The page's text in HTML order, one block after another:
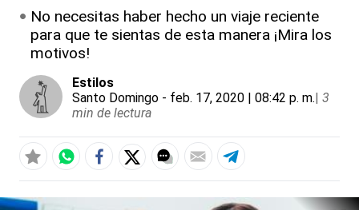
No necesitas haber hecho un viaje reciente
para que te sientas de esta manera ¡Mira los
motivos!
Estilos
Santo Domingo - feb. 17, 2020 | 08:42 p. m.| 3
min de lectura